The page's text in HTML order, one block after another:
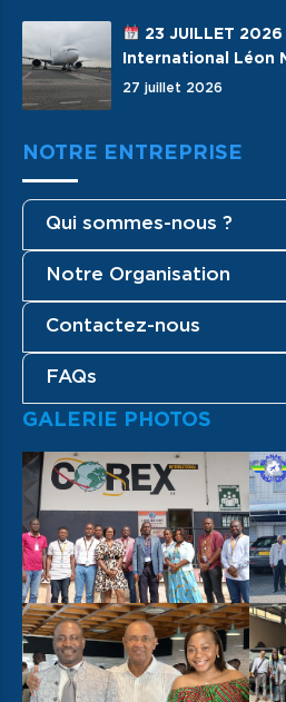
23 JUILLET 2026
International Léon
27 juillet 2026
NOTRE ENTREPRISE
Qui sommes-nous ?
Notre Organisation
Contactez-nous
FAQs
GALERIE PHOTOS